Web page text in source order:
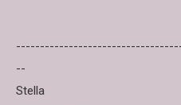
--
Stella